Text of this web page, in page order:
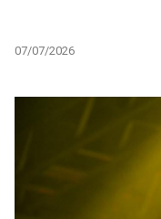
07/07/2026